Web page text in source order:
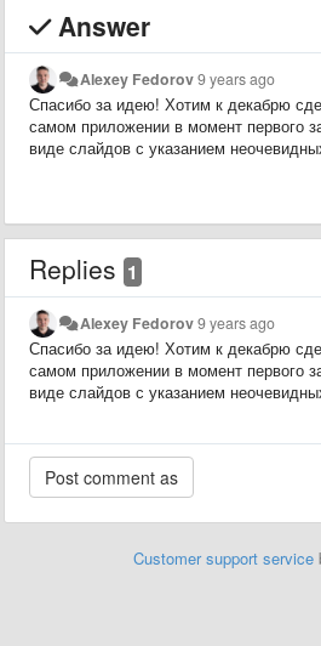
Answer
Alexey Fedorov9 years ago
Спасибо за идею! Хотим к декабрю
самом приложении в момент первого
виде слайдов с указанием
Replies 1
Alexey Fedorov9 years ago
Спасибо за идею! Хотим к декабрю
самом приложении в момент первого
виде слайдов с указанием
Customer support service